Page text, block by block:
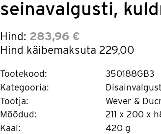
seinavalgusti,
Hind:283,96 €
Hind käibemaksuta 229,00
Tootekood:
350188GB3
Kategooria:
Tootja:
Wever &
Mõõdud:
211 x 200 x
Kaal:
420 g